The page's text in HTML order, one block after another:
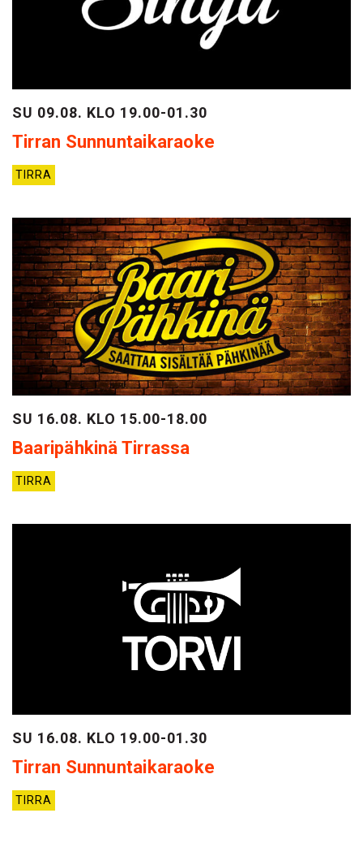
SU 09.08. KLO 19.00-01.30
Tirran Sunnuntaikaraoke
TIRRA
SU 16.08. KLO 15.00-18.00
Baaripähkinä Tirrassa
TIRRA
SU 16.08. KLO 19.00-01.30
Tirran Sunnuntaikaraoke
TIRRA